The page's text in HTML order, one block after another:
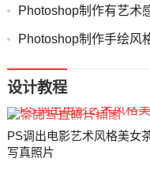
Photoshop制作有艺术
Photoshop制作手绘风
设计教程
PS调出电影艺术风格美女
写真照片